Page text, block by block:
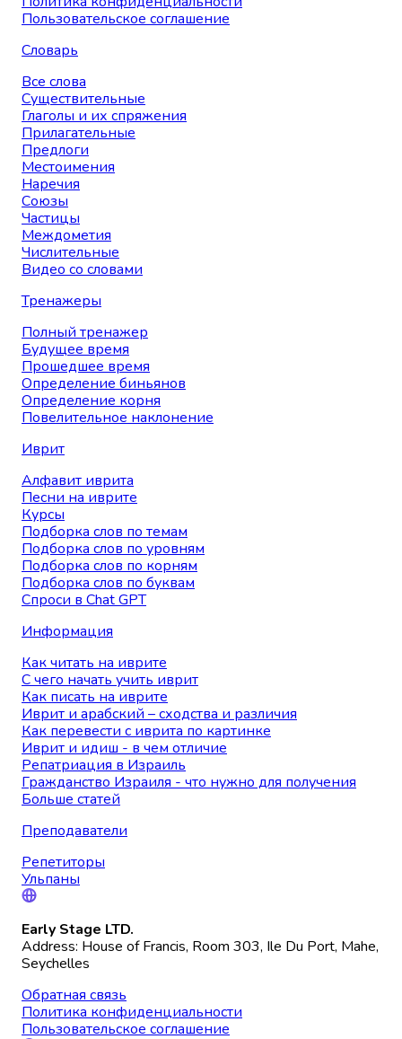
Пользовательское соглашение
Словарь
Все слова
Существительные
Глаголы и их спряжения
Прилагательные
Предлоги
Местоимения
Наречия
Союзы
Частицы
Междометия
Числительные
Видео со словами
Тренажеры
Полный тренажер
Будущее время
Прошедшее время
Определение биньянов
Определение корня
Повелительное наклонение
Иврит
Алфавит иврита
Песни на иврите
Курсы
Подборка слов по темам
Подборка слов по уровням
Подборка слов по корням
Подборка слов по буквам
Спроси в Chat GPT
Информация
Как читать на иврите
С чего начать учить иврит
Как писать на иврите
Иврит и арабский – сходства и различия
Как перевести с иврита по картинке
Иврит и идиш - в чем отличие
Репатриация в Израиль
Гражданство Израиля - что нужно для получения
Больше статей
Преподаватели
Репетиторы
Ульпаны
Early Stage LTD.
Address: House of Francis, Room 303, Ile Du Port, Mahe,
Seychelles
Обратная связь
Политика конфиденциальности
Пользовательское соглашение